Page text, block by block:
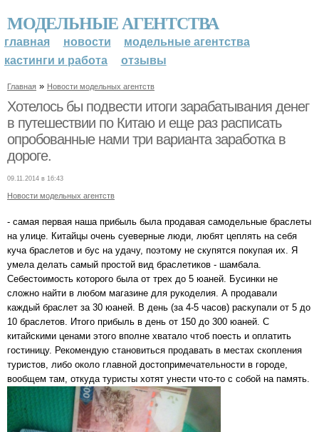
МОДЕЛЬНЫЕ АГЕНТСТВА
главная новости
модельные агентства
кастинги и работа
отзывы
Главная » Новости модельных агентств
Хотелось бы подвести итоги зарабатывания денег
в путешествии по Китаю и еще раз расписать
опробованные нами три варианта заработка в
дороге.
09.11.2014 в 16:43
Новости модельных агентств
- самая первая наша прибыль была продавая самодельные браслеты
на улице. Китайцы очень суеверные люди, любят цеплять на себя
куча браслетов и бус на удачу, поэтому не скупятся покупая их. Я
умела делать самый простой вид браслетиков - шамбала.
Себестоимость которого была от трех до 5 юаней. Бусинки не
сложно найти в любом магазине для рукоделия. А продавали
каждый браслет за 30 юаней. В день (за 4-5 часов) раскупали от 5 до
10 браслетов. Итого прибыль в день от 150 до 300 юаней. С
китайскими ценами этого вполне хватало чтоб поесть и оплатить
гостиницу. Рекомендую становиться продавать в местах скопления
туристов, либо около главной достопримечательности в городе,
вообщем там, откуда туристы хотят унести что-то с собой на память.